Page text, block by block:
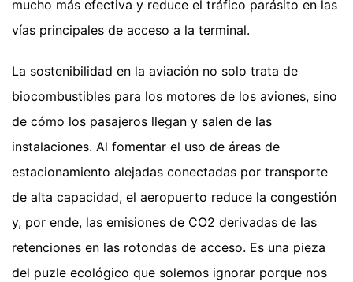
mucho más efectiva y reduce el tráfico parásito en las
vías principales de acceso a la terminal.
La sostenibilidad en la aviación no solo trata de
biocombustibles para los motores de los aviones, sino
de cómo los pasajeros llegan y salen de las
instalaciones. Al fomentar el uso de áreas de
estacionamiento alejadas conectadas por transporte
de alta capacidad, el aeropuerto reduce la congestión
y, por ende, las emisiones de CO2 derivadas de las
retenciones en las rotondas de acceso. Es una pieza
del puzle ecológico que solemos ignorar porque nos